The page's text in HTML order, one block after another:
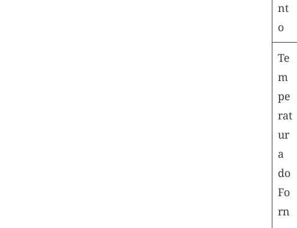
nt
o
Te
m
pe
rat
ur
a
do
Fo
rn